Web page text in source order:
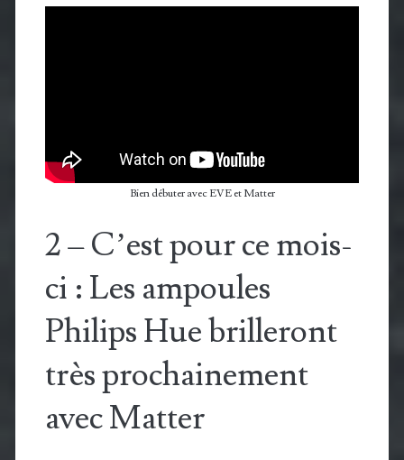
Bien débuter avec EVE et Matter
2 – C’est pour ce mois-
ci : Les ampoules
Philips Hue brilleront
très prochainement
avec Matter